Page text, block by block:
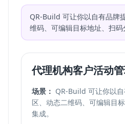
QR-Build 可让你以自有品牌
维码、可编辑目标地址、扫码
代理机构客户活动
场景： QR-Build 可让你以
区、动态二维码、可编辑目
集成。